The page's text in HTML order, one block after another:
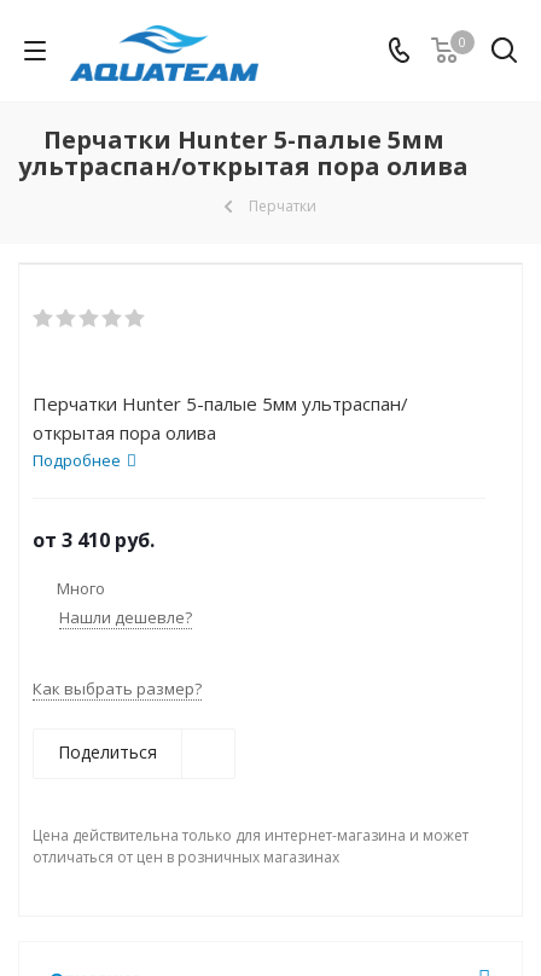
0
Перчатки Hunter 5-палые 5мм
ультраспан/открытая пора олива
Перчатки
Перчатки Hunter 5-палые 5мм ультраспан/
открытая пора олива
Подробнее
от 3 410 руб.
Много
Нашли дешевле?
Как выбрать размер?
Поделиться
Цена действительна только для интернет-магазина и может
отличаться от цен в розничных магазинах